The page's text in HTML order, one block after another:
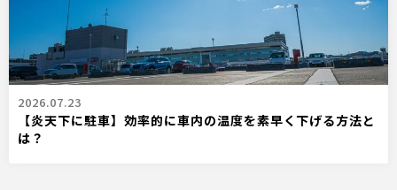
2026.07.23
【炎天下に駐車】効率的に車内の温度を素早く下げる方法と
は？